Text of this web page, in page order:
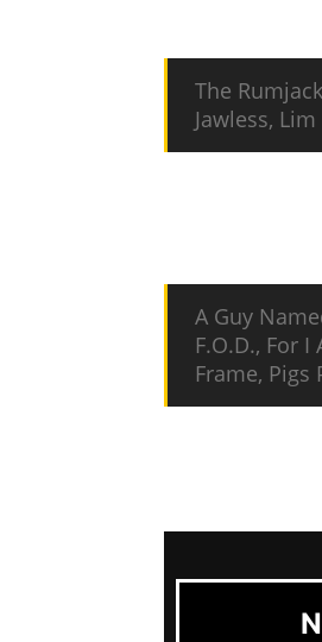
The
Jawless,
A Guy
F.O.D., For
Frame, Pigs